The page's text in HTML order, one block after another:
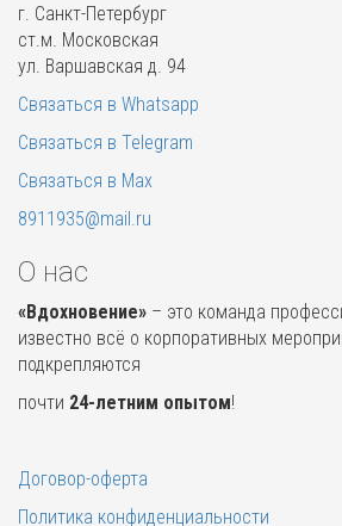
г. Санкт-Петербург
ст.м. Московская
ул. Варшавская д. 94
Связаться в Whatsapp
Связаться в Telegram
Связаться в Max
8911935@mail.ru
О нас
«Вдохновение» – это команда
известно всё о корпоративных
подкрепляются
почти 24-летним опытом!
Договор-оферта
Политика конфиденциальности